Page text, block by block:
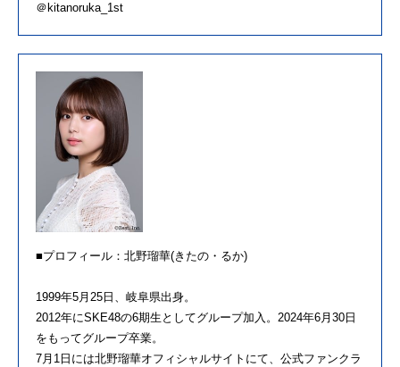
＠kitanoruka_1st
■プロフィール：北野瑠華(きたの・るか)
1999年5月25日、岐阜県出身。
2012年にSKE48の6期生としてグループ加入。2024年6月30日
をもってグループ卒業。
7月1日には北野瑠華オフィシャルサイトにて、公式ファンクラ